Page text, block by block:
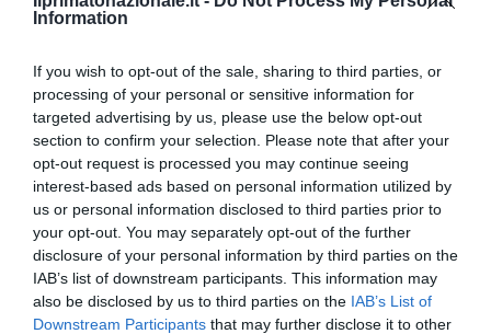
Information
If you wish to opt-out of the sale, sharing to third parties, or
processing of your personal or sensitive information for
targeted advertising by us, please use the below opt-out
section to confirm your selection. Please note that after your
opt-out request is processed you may continue seeing
interest-based ads based on personal information utilized by
us or personal information disclosed to third parties prior to
your opt-out. You may separately opt-out of the further
disclosure of your personal information by third parties on the
IAB’s list of downstream participants. This information may
also be disclosed by us to third parties on the IAB’s List of
Downstream Participants that may further disclose it to other
Remigrazione, il Copasir riconosce all’antifascismo il
veto del disordine
6 Agosto 2026